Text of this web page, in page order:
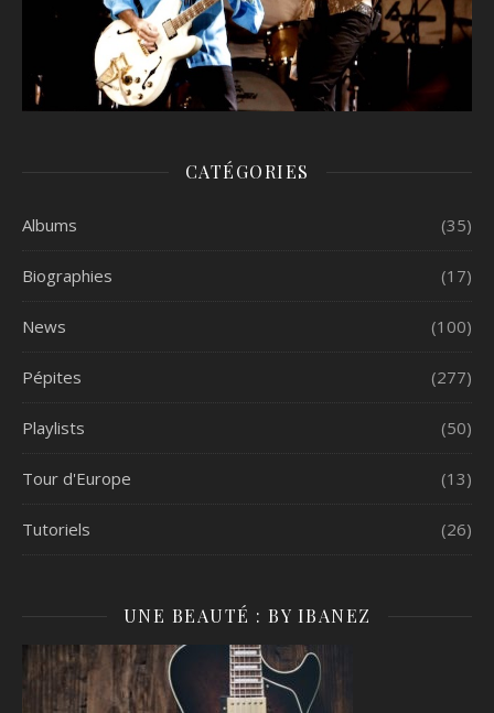
CATÉGORIES
Albums (35)
Biographies (17)
News (100)
Pépites (277)
Playlists (50)
Tour d'Europe (13)
Tutoriels (26)
UNE BEAUTÉ : BY IBANEZ